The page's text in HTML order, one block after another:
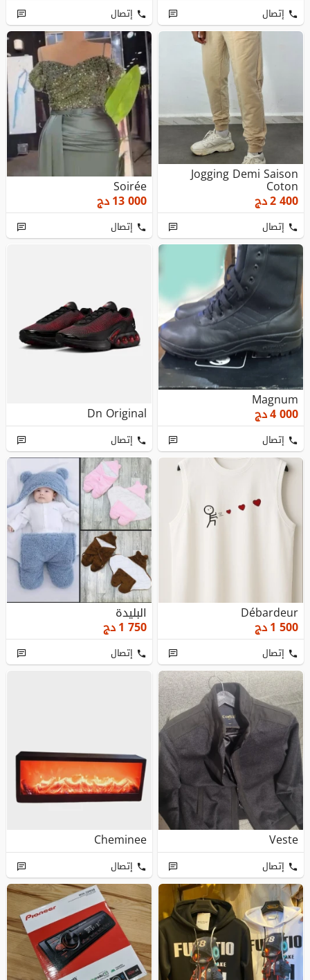
إتصال إتصال
Jogging Demi Saison
Coton
2 400دج
إتصال
Soirée
13 000دج
إتصال
Magnum
4 000دج
إتصال
Dn Original
إتصال
Débardeur
1 500دج
إتصال
البليدة
1 750دج
إتصال
Veste
إتصال
Cheminee
إتصال